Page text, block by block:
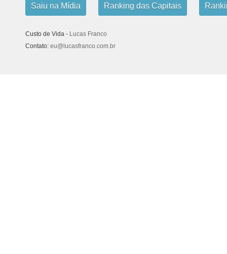
Saiu na Mídia Ranking das Capitais
Custo de Vida - Lucas Franco
Contato: eu@lucasfranco.com.br